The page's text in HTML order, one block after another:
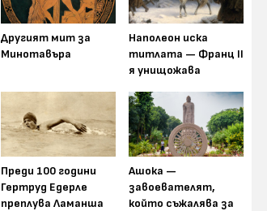
Другият мит за
Минотавъра
Наполеон иска
титлата — Франц II
я унищожава
Преди 100 години
Гертруд Едерле
преплува Ламанша
Ашока —
завоевателят,
който съжалява за